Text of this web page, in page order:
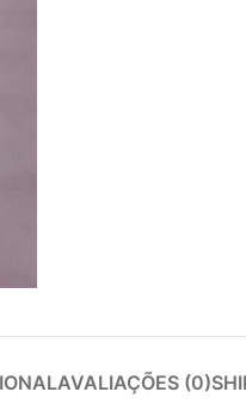
AVALIAÇÕES (0)